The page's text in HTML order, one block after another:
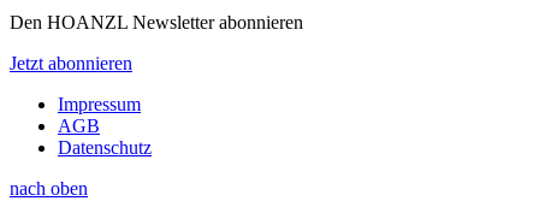
Den HOANZL Newsletter abonnieren
Jetzt abonnieren
Impressum
AGB
Datenschutz
nach oben